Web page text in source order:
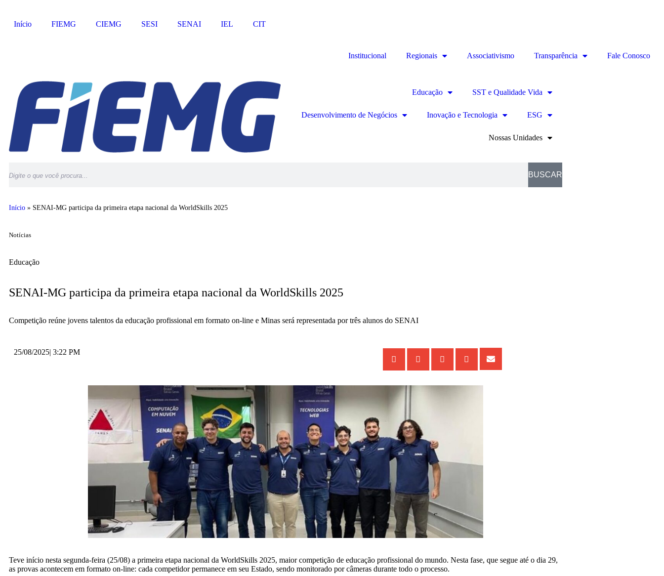
Início FIEMG CIEMG SESI SENAI IEL CIT
Institucional Regionais Associativismo Transparência Fale Conosco
Educação SST e Qualidade Vida
Desenvolvimento de Negócios Inovação e Tecnologia ESG
Nossas Unidades
BUSCAR
Início » SENAI-MG participa da primeira etapa nacional da WorldSkills 2025
Notícias
Educação
SENAI-MG participa da primeira etapa nacional da WorldSkills 2025
Competição reúne jovens talentos da educação profissional em formato on-line e Minas será representada por três alunos do SENAI
25/08/2025| 3:22 PM
Teve início nesta segunda-feira (25/08) a primeira etapa nacional da WorldSkills 2025, maior competição de educação profissional do mundo. Nesta fase, que segue até o dia 29,
as provas acontecem em formato on-line: cada competidor permanece em seu Estado, sendo monitorado por câmeras durante todo o processo.